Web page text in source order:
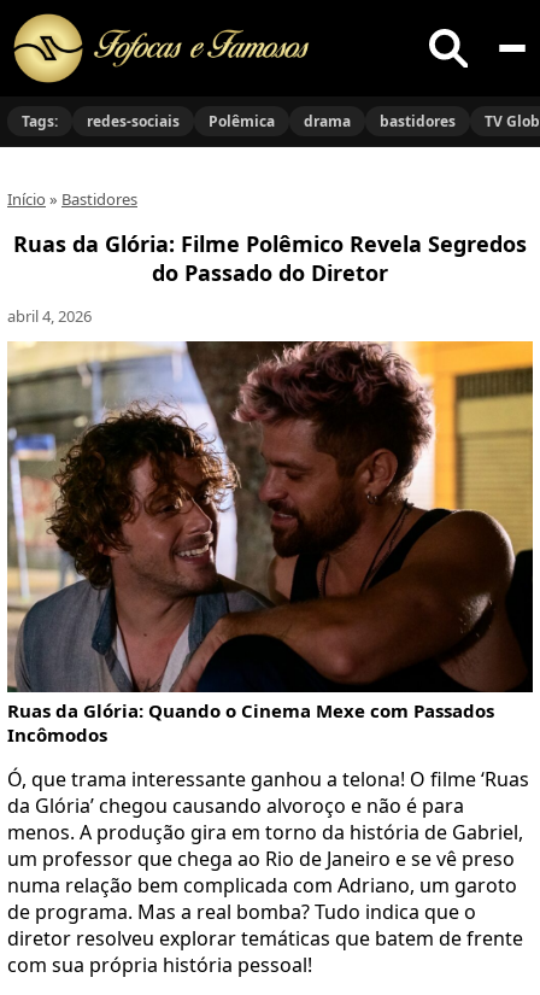
Buscar
no
Tags: redes-sociais Polêmica drama bastidores TV
Início » Bastidores
Ruas da Glória: Filme Polêmico Revela Segredos
do Passado do Diretor
abril 4, 2026
Ruas da Glória: Quando o Cinema Mexe com Passados
Incômodos
Ó, que trama interessante ganhou a telona! O filme ‘Ruas
da Glória’ chegou causando alvoroço e não é para
menos. A produção gira em torno da história de Gabriel,
um professor que chega ao Rio de Janeiro e se vê preso
numa relação bem complicada com Adriano, um garoto
de programa. Mas a real bomba? Tudo indica que o
diretor resolveu explorar temáticas que batem de frente
com sua própria história pessoal!